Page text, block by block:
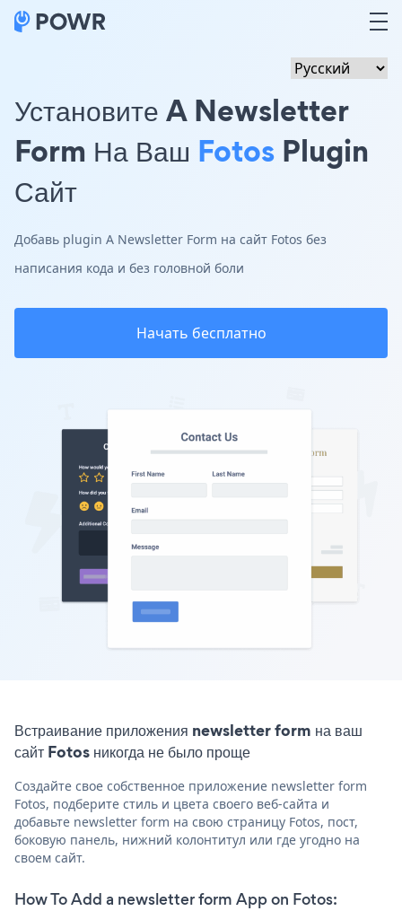
Установите A Newsletter
Form На Ваш Fotos Plugin
Сайт
Добавь plugin A Newsletter Form на сайт Fotos без
написания кода и без головной боли
Начать бесплатно
Встраивание приложения newsletter form на ваш
сайт Fotos никогда не было проще
Создайте свое собственное приложение newsletter form
Fotos, подберите стиль и цвета своего веб-сайта и
добавьте newsletter form на свою страницу Fotos, пост,
боковую панель, нижний колонтитул или где угодно на
своем сайт.
How To Add a newsletter form App on Fotos: